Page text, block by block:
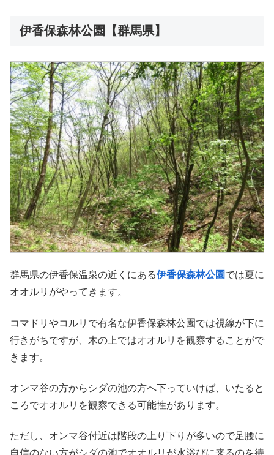
伊香保森林公園【群馬県】
群馬県の伊香保温泉の近くにある伊香保森林公園では夏に
オオルリがやってきます。
コマドリやコルリで有名な伊香保森林公園では視線が下に
行きがちですが、木の上ではオオルリを観察することがで
きます。
オンマ谷の方からシダの池の方へ下っていけば、いたると
ころでオオルリを観察できる可能性があります。
ただし、オンマ谷付近は階段の上り下りが多いので足腰に